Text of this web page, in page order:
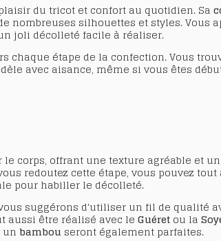
du tricot et confort au quotidien. Sa
nombreuses silhouettes et styles. Vous
joli décolleté facile à réaliser.
chaque étape de la confection. Vous
avec aisance, même si vous êtes
le corps, offrant une texture agréable et
redoutez cette étape, vous pouvez
pour habiller le décolleté.
suggérons d'utiliser un fil de qualité
aussi être réalisé avec le Guéret ou la
un bambou seront également parfaites.